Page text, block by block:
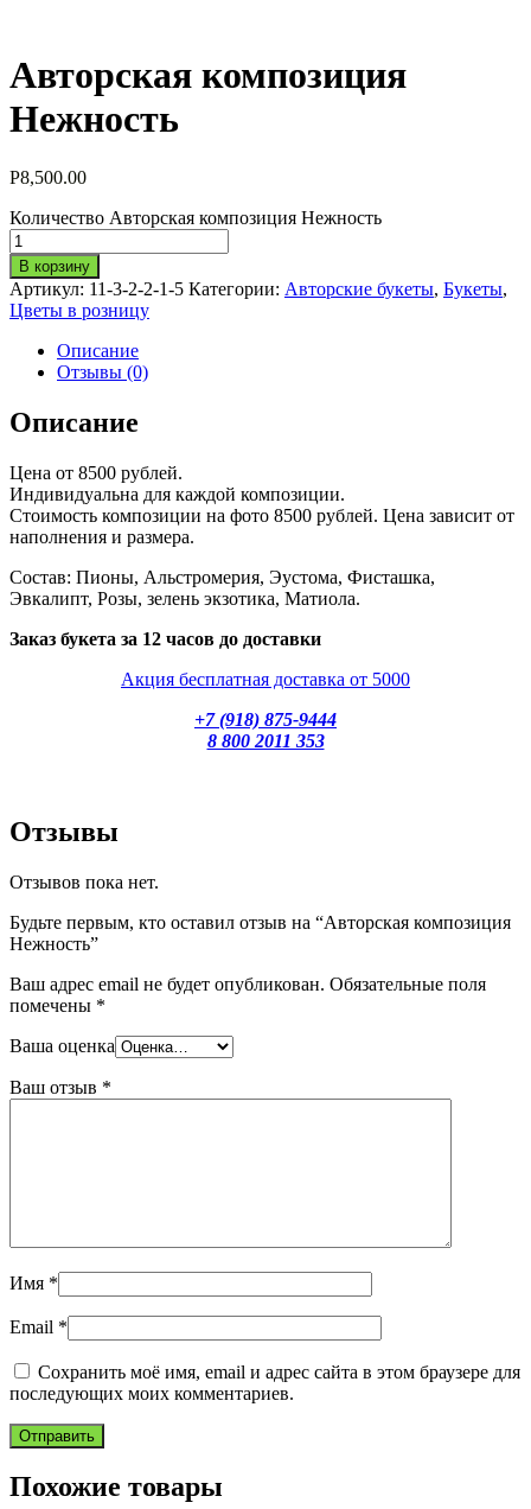
Авторская композиция
Нежность
Р8,500.00
Количество Авторская композиция Нежность
В корзину
Артикул: 11-3-2-2-1-5 Категории: Авторские букеты, Букеты,
Цветы в розницу
Описание
Отзывы (0)
Описание
Цена от 8500 рублей.
Индивидуальна для каждой композиции.
Стоимость композиции на фото 8500 рублей. Цена зависит от
наполнения и размера.
Состав: Пионы, Альстромерия, Эустома, Фисташка,
Эвкалипт, Розы, зелень экзотика, Матиола.
Заказ букета за 12 часов до доставки
Акция бесплатная доставка от 5000
+7 (918) 875-9444
8 800 2011 353
Отзывы
Отзывов пока нет.
Будьте первым, кто оставил отзыв на “Авторская композиция
Нежность”
Ваш адрес email не будет опубликован. Обязательные поля
помечены *
Ваша оценка
Ваш отзыв *
Имя *
Email *
Сохранить моё имя, email и адрес сайта в этом браузере для
последующих моих комментариев.
Похожие товары